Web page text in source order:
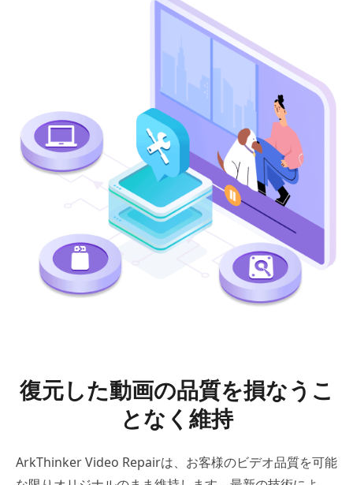
復元した動画の品質を損なうこ
となく維持
ArkThinker Video Repairは、お客様のビデオ品質を可能